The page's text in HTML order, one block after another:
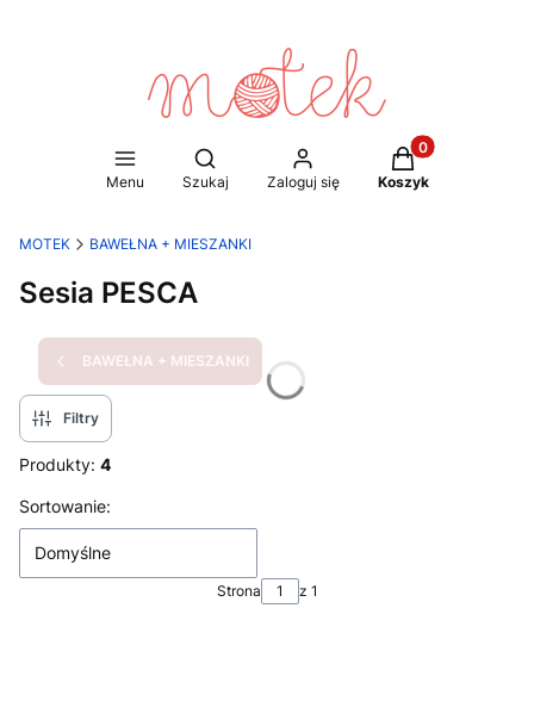
Menu
Otwórz wyszukiwarkę
Szukaj Zaloguj się
Produkty w
Koszyk
MOTEK BAWEŁNA + MIESZANKI
Sesia PESCA
BAWEŁNA + MIESZANKI
Filtry
Produkty: 4
Lista produktów
Sortowanie:
Domyślne
Strona z 1